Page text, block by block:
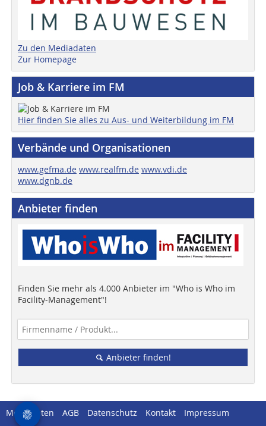
Zu den Mediadaten
Zur Homepage
Job & Karriere im FM
Hier finden Sie alles zu Aus- und Weiterbildung im FM
Verbände und Organisationen
www.gefma.de www.realfm.de www.vdi.de
www.dgnb.de
Anbieter finden
Finden Sie mehr als 4.000 Anbieter im "Who is Who im
Facility-Management"!
Anbieter finden!
Mediadaten AGB Datenschutz Kontakt
Impressum